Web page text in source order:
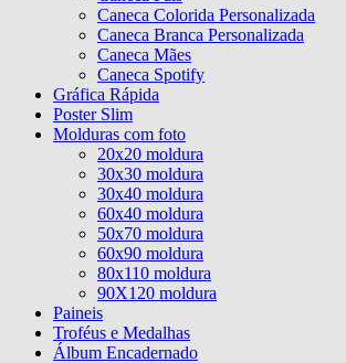
Caneca Colorida Personalizada
Caneca Branca Personalizada
Caneca Mães
Caneca Spotify
Gráfica Rápida
Poster Slim
Molduras com foto
20x20 moldura
30x30 moldura
30x40 moldura
60x40 moldura
50x70 moldura
60x90 moldura
80x110 moldura
90X120 moldura
Paineis
Troféus e Medalhas
Álbum Encadernado